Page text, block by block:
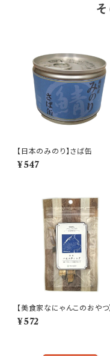
【日本のみのり】さば缶
¥547
【美食家なにゃんこのおやつ
モスティック 猫用
¥572